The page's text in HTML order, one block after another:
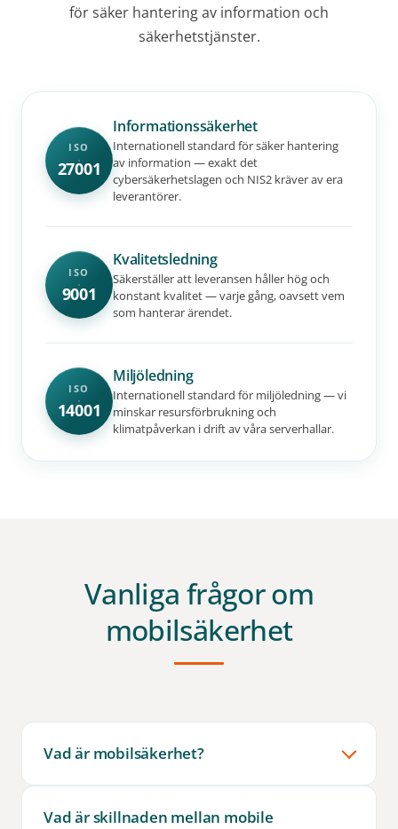
för säker hantering av information och
säkerhetstjänster.
ISO
27001
Informationssäkerhet
Internationell standard för säker hantering
av information — exakt det
cybersäkerhetslagen och NIS2 kräver av era
leverantörer.
ISO
9001
Kvalitetsledning
Säkerställer att leveransen håller hög och
konstant kvalitet — varje gång, oavsett vem
som hanterar ärendet.
ISO
14001
Miljöledning
Internationell standard för miljöledning — vi
minskar resursförbrukning och
klimatpåverkan i drift av våra serverhallar.
Vanliga frågor om
mobilsäkerhet
Vad är mobilsäkerhet?
Vad är skillnaden mellan mobile